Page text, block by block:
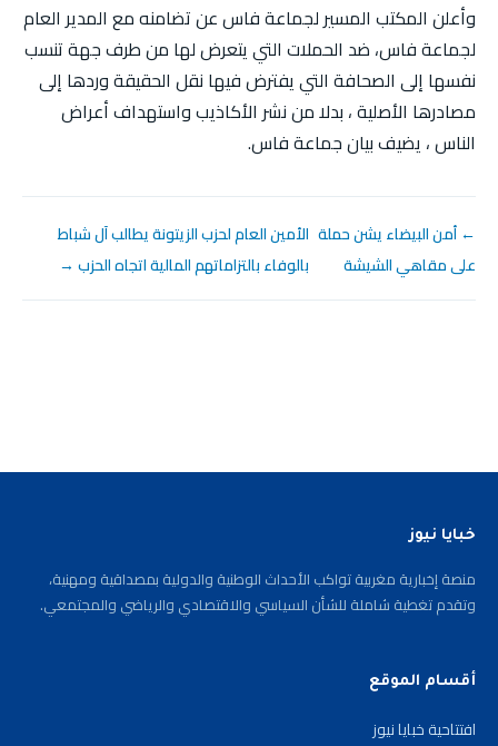
وأعلن المكتب المسير لجماعة فاس عن تضامنه مع المدير العام
لجماعة فاس، ضد الحملات التي يتعرض لها من طرف جهة تنسب
نفسها إلى الصحافة التي يفترض فيها نقل الحقيقة وردها إلى
مصادرها الأصلية ، بدلا من نشر الأكاذيب واستهداف أعراض
الناس ، يضيف بيان جماعة فاس.
← أمن البيضاء يشن حملة
على مقاهي الشيشة
الأمين العام لحزب الزيتونة يطالب آل شباط
بالوفاء بالتزاماتهم المالية اتجاه الحزب →
خبايا نيوز
منصة إخبارية مغربية تواكب الأحداث الوطنية والدولية بمصداقية ومهنية،
وتقدم تغطية شاملة للشأن السياسي والاقتصادي والرياضي والمجتمعي.
أقسام الموقع
افتتاحية خبايا نيوز